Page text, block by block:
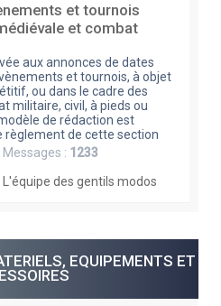
et tournois
et combat
aux annonces de dates
et tournois, à objet
ou dans le cadre des
militaire, civil, à pieds ou
de rédaction est
règlement de cette section
: 1233
L'équipe des gentils modos
EQUIPEMENTS ET